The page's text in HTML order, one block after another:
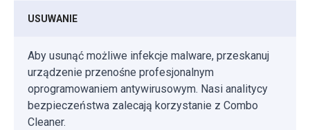
USUWANIE
Aby usunąć możliwe infekcje malware, przeskanuj
urządzenie przenośne profesjonalnym
oprogramowaniem antywirusowym. Nasi analitycy
bezpieczeństwa zalecają korzystanie z Combo
Cleaner.